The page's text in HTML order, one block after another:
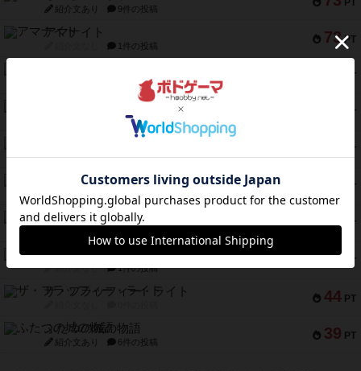
PT
紹介文あり 9件の投稿
73 PT
アマナイト
1件の投稿
PT
1件の投稿
PT
1件の投稿
PT
紹介文あり 13件の投稿
PT
ギャンブラー
紹介文なし 2件の投稿
52 PT
Bitter End ブタペスト救出作戦
46 PT
ラピード
紹介文なし 1件の投稿
44 PT
ザ・フラッフィー・ライト
39 PT
ふたつの城の物語
紹介文あり 6件の投稿